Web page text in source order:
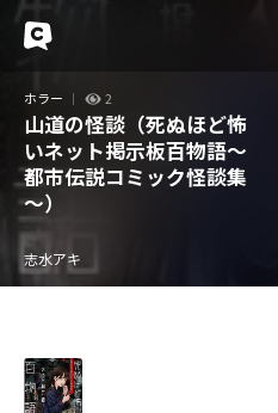
ホラー 2
山道の怪談（死ぬほど怖
いネット掲示板百物語～
都市伝説コミック怪談集
～）
志水アキ